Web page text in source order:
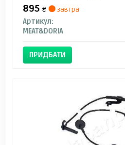
895 ₴
завтра
Артикул:
MEAT&DORIA
ПРИДБАТИ